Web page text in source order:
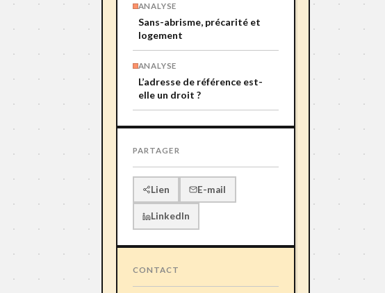
ANALYSE
Sans-abrisme, précarité et
logement
ANALYSE
L’adresse de référence est-
elle un droit ?
PARTAGER
Lien E-mail
LinkedIn
CONTACT